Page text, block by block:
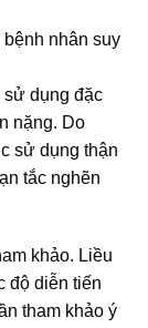
nhân suy
sử dụng đặc
nặng. Do
sử dụng thận
tắc nghẽn
khảo. Liều
độ diễn tiến
tham khảo ý